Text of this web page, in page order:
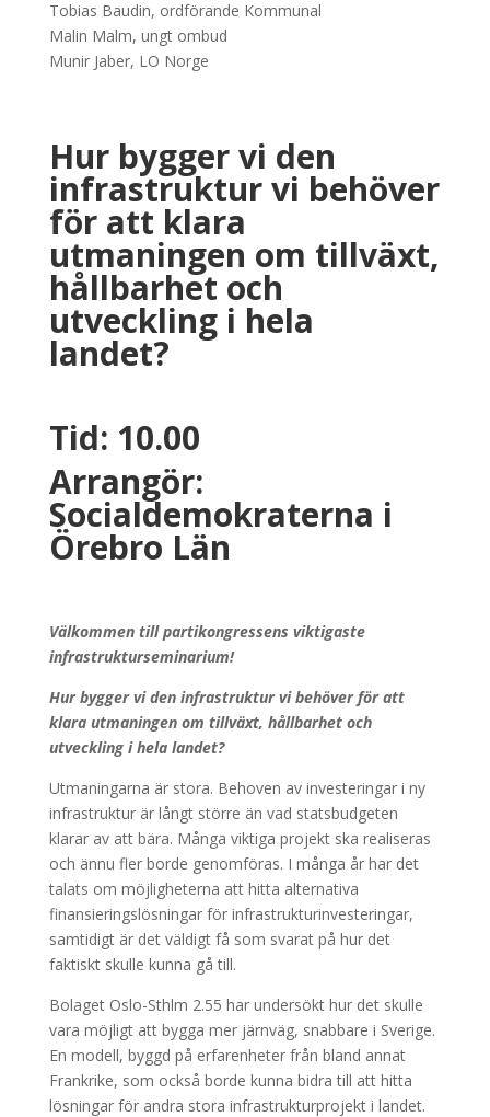
Tobias Baudin, ordförande Kommunal
Malin Malm, ungt ombud
Munir Jaber, LO Norge
Hur bygger vi den
infrastruktur vi behöver
för att klara
utmaningen om tillväxt,
hållbarhet och
utveckling i hela
landet?
Tid: 10.00
Arrangör:
Socialdemokraterna i
Örebro Län
Välkommen till partikongressens viktigaste
infrastrukturseminarium!
Hur bygger vi den infrastruktur vi behöver för att
klara utmaningen om tillväxt, hållbarhet och
utveckling i hela landet?
Utmaningarna är stora. Behoven av investeringar i ny
infrastruktur är långt större än vad statsbudgeten
klarar av att bära. Många viktiga projekt ska realiseras
och ännu fler borde genomföras. I många år har det
talats om möjligheterna att hitta alternativa
finansieringslösningar för infrastrukturinvesteringar,
samtidigt är det väldigt få som svarat på hur det
faktiskt skulle kunna gå till.
Bolaget Oslo-Sthlm 2.55 har undersökt hur det skulle
vara möjligt att bygga mer järnväg, snabbare i Sverige.
En modell, byggd på erfarenheter från bland annat
Frankrike, som också borde kunna bidra till att hitta
lösningar för andra stora infrastrukturprojekt i landet.